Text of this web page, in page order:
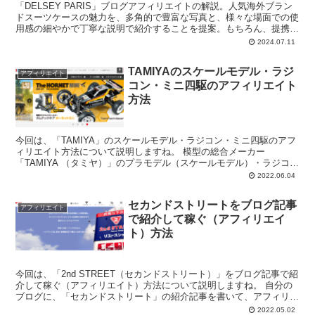
「DELSEY PARIS」ブログアフィリエイトの解説。人気海外ブラン
ドスーツケースの魅力を、多角的で豊富な写真と、様々な場面での使
用感の細やかで丁寧な説明で紹介することを提案。もちろん、提携
2024.07.11
アフィリエイト
TAMIYAのスケールモデル・ラジ
コン・ミニ四駆のアフィリエイト
方法
今回は、「TAMIYA」のスケールモデル・ラジコン・ミニ四駆のアフ
ィリエイト方法について説明しますね。 模型の総合メーカー
「TAMIYA （タミヤ）」のプラモデル（スケールモデル）・ラジコン
2022.06.04
アフィリエイト
セカンドストリートをブログ記事
で紹介して稼ぐ（アフィリエイ
ト）方法
今回は、「2nd STREET（セカンドストリート）」をブログ記事で紹
介して稼ぐ（アフィリエイト）方法について説明しますね。 自分の
ブログに、「セカンドストリート」の紹介記事を書いて、アフィリエ
2022.05.02